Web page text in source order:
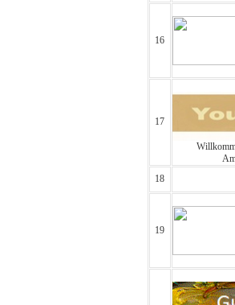
16
17
18
19